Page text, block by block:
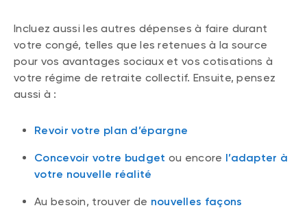
Incluez aussi les autres dépenses à faire durant
votre congé, telles que les retenues à la source
pour vos avantages sociaux et vos cotisations à
votre régime de retraite collectif. Ensuite, pensez
aussi à :
Revoir votre plan d’épargne
Concevoir votre budget ou encore l’adapter à
votre nouvelle réalité
Au besoin, trouver de nouvelles façons